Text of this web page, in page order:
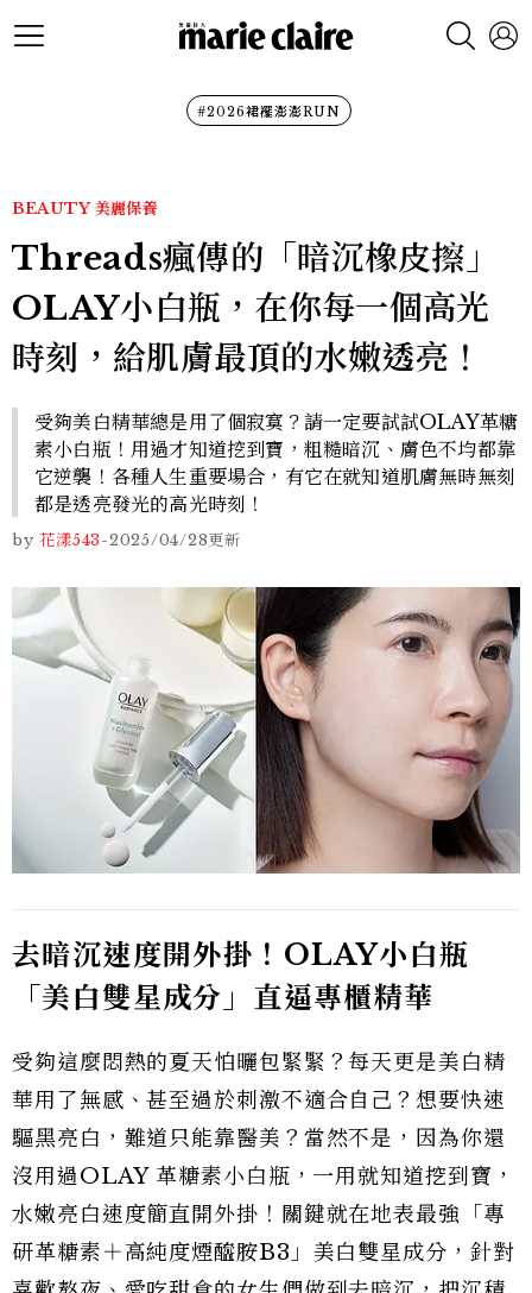
#2026裙襬澎澎RUN
BEAUTY 美麗保養
Threads瘋傳的「暗沉橡皮擦」
OLAY小白瓶，在你每一個高光
時刻，給肌膚最頂的水嫩透亮！
受夠美白精華總是用了個寂寞？請一定要試試OLAY革糖
素小白瓶！用過才知道挖到寶，粗糙暗沉、膚色不均都靠
它逆襲！各種人生重要場合，有它在就知道肌膚無時無刻
都是透亮發光的高光時刻！
by 花漾543-2025/04/28更新
去暗沉速度開外掛！OLAY小白瓶
「美白雙星成分」直逼專櫃精華
受夠這麼悶熱的夏天怕曬包緊緊？每天更是美白精
華用了無感、甚至過於刺激不適合自己？想要快速
驅黑亮白，難道只能靠醫美？當然不是，因為你還
沒用過OLAY 革糖素小白瓶，一用就知道挖到寶，
水嫩亮白速度簡直開外掛！關鍵就在地表最強「專
研革糖素＋高純度煙醯胺B3」美白雙星成分，針對